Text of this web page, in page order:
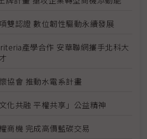
雙認證 數位韌性驅動永續發展
產學合作 安華聯網攜手北科大
協會 推動水電系計畫
化共融 平權共享」公益精神
商機 完成高價藍碳交易